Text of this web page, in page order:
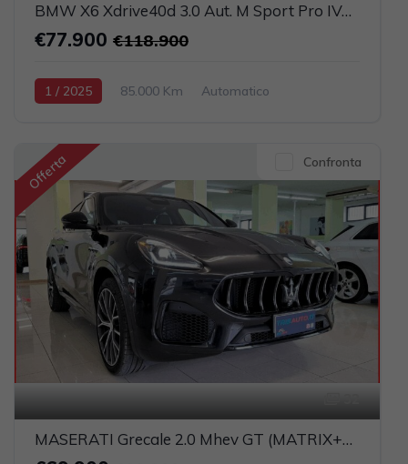
BMW X6 Xdrive40d 3.0 Aut. M Sport Pro IVATA (TETTO PANORAMICO APRIBILE)
€77.900 €118.900
1 / 2025 85.000 Km
Automatico
2993cc 340CV / 250KW
Offerta Confronta
MASERATI Grecale 2.0 Mhev GT (MATRIX+PELLE+NAVI)